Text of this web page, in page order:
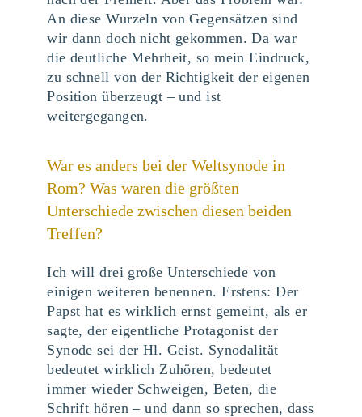
An diese Wurzeln von Gegensätzen sind
wir dann doch nicht gekommen. Da war
die deutliche Mehrheit, so mein Eindruck,
zu schnell von der Richtigkeit der eigenen
Position überzeugt – und ist
weitergegangen.
War es anders bei der Weltsynode in
Rom? Was waren die größten
Unterschiede zwischen diesen beiden
Treffen?
Ich will drei große Unterschiede von
einigen weiteren benennen. Erstens: Der
Papst hat es wirklich ernst gemeint, als er
sagte, der eigentliche Protagonist der
Synode sei der Hl. Geist. Synodalität
bedeutet wirklich Zuhören, bedeutet
immer wieder Schweigen, Beten, die
Schrift hören – und dann so sprechen, dass